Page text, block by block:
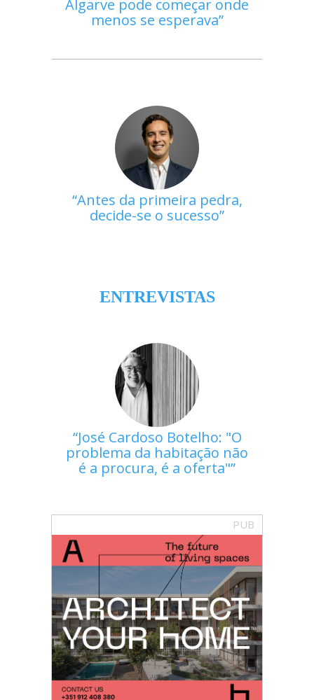
Algarve pode começar onde
menos se esperava
Antes da primeira pedra,
decide-se o sucesso
ENTREVISTAS
José Cardoso Botelho: "O
problema da habitação não
é a procura, é a oferta"
PUB